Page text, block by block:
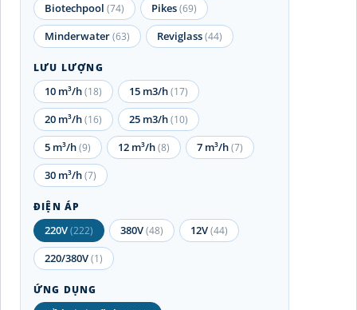
Biotechpool (74) Pikes(69)
Minderwater(63) Reviglass(44)
LƯU LƯỢNG
10 m³/h(18) 15 m3/h(17)
20 m³/h(16) 25 m3/h(10)
5 m³/h(9) 12 m³/h(8) 7 m³/h(7)
30 m³/h(7)
ĐIỆN ÁP
220V(222) 380V(48) 12V(44)
220/380V(1)
ỨNG DỤNG